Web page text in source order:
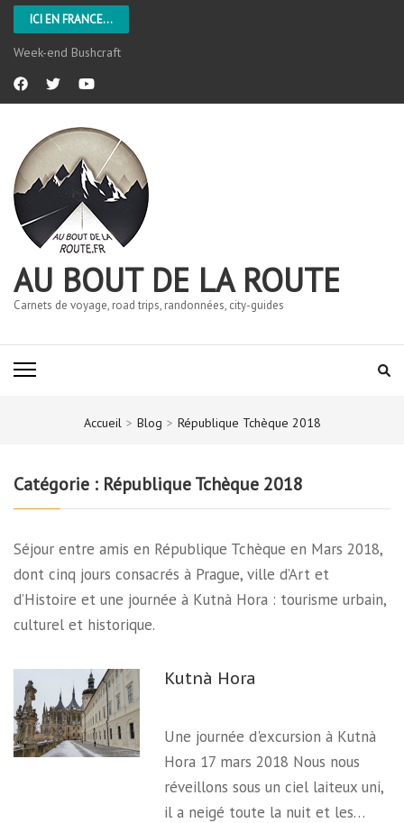
ICI EN FRANCE...
Week-end Bushcraft
AU BOUT DE LA ROUTE
Carnets de voyage, road trips, randonnées, city-guides
Accueil > Blog > République Tchèque 2018
Catégorie : République Tchèque 2018
Séjour entre amis en République Tchèque en Mars 2018,
dont cinq jours consacrés à Prague, ville d’Art et
d’Histoire et une journée à Kutnà Hora : tourisme urbain,
culturel et historique.
Kutnà Hora
Une journée d'excursion à Kutnà
Hora 17 mars 2018 Nous nous
réveillons sous un ciel laiteux uni,
il a neigé toute la nuit et les…